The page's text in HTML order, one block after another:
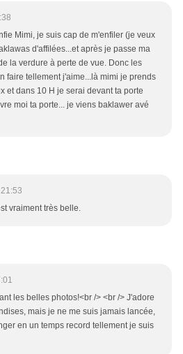
Mimi, je suis cap de m'enfiler (je veux
d'affilées...et après je passe ma
la verdure à perte de vue. Donc les
faire tellement j'aime...là mimi je prends
et dans 10 H je serai devant ta porte
moi ta porte... je viens baklawer avé
vraiment très belle.
les belles photos!<br /> <br /> J'adore
mais je ne me suis jamais lancée,
en un temps record tellement je suis